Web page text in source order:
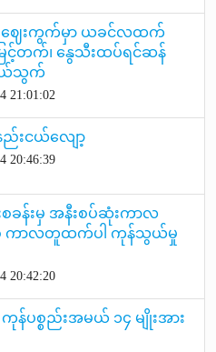
ဈေးကွက်မှာ ယခင်လထက်
ြင့်တက်၊ နွေသီးထပ်ရင်ဆန်
ဝယ်သွက်
21:01:02
ည်းငယ်လျော့
20:46:39
ခန်းမှ အနီးစပ်ဆုံးကာလ
ကာလတူထက်ပါ ကုန်သွယ်မှု
20:42:20
ကုန်ပစ္စည်းအမယ် ၁၄ မျိုးအား